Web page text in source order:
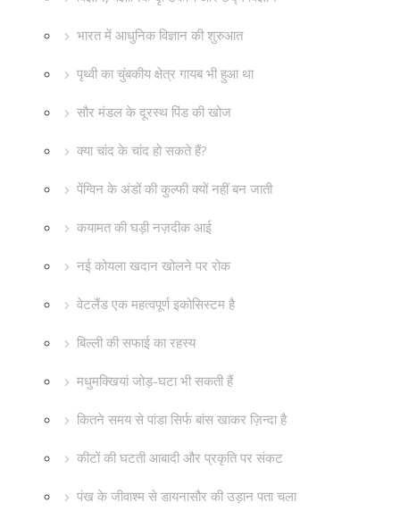
भारत में आधुनिक विज्ञान की शुरुआत
पृथ्वी का चुंबकीय क्षेत्र गायब भी हुआ था
सौर मंडल के दूरस्थ पिंड की खोज
क्या चांद के चांद हो सकते हैं?
पेंग्विन के अंडों की कुल्फी क्यों नहीं बन जाती
कयामत की घड़ी नज़दीक आई
नई कोयला खदान खोलने पर रोक
वेटलैंड एक महत्वपूर्ण इकोसिस्टम है
बिल्ली की सफाई का रहस्य
मधुमक्खियां जोड़-घटा भी सकती हैं
कितने समय से पांडा सिर्फ बांस खाकर ज़िन्दा है
कीटों की घटती आबादी और प्रकृति पर संकट
पंख के जीवाश्म से डायनासौर की उड़ान पता चला